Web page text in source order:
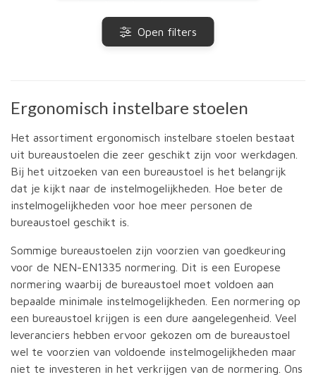
Open filters
Ergonomisch instelbare stoelen
Het assortiment ergonomisch instelbare stoelen bestaat
uit bureaustoelen die zeer geschikt zijn voor werkdagen.
Bij het uitzoeken van een bureaustoel is het belangrijk
dat je kijkt naar de instelmogelijkheden. Hoe beter de
instelmogelijkheden voor hoe meer personen de
bureaustoel geschikt is.
Sommige bureaustoelen zijn voorzien van goedkeuring
voor de NEN-EN1335 normering. Dit is een Europese
normering waarbij de bureaustoel moet voldoen aan
bepaalde minimale instelmogelijkheden. Een normering op
een bureaustoel krijgen is een dure aangelegenheid. Veel
leveranciers hebben ervoor gekozen om de bureaustoel
wel te voorzien van voldoende instelmogelijkheden maar
niet te investeren in het verkrijgen van de normering. Ons